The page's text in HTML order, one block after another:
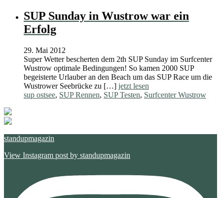
SUP Sunday in Wustrow war ein
Erfolg
29. Mai 2012
Super Wetter bescherten dem 2th SUP Sunday im Surfcenter
Wustrow optimale Bedingungen! So kamen 2000 SUP
begeisterte Urlauber an den Beach um das SUP Race um die
Wustrower Seebrücke zu […] jetzt lesen
sup ostsee, SUP Rennen, SUP Testen, Surfcenter Wustrow
standupmagazin
View Instagram post by standupmagazin